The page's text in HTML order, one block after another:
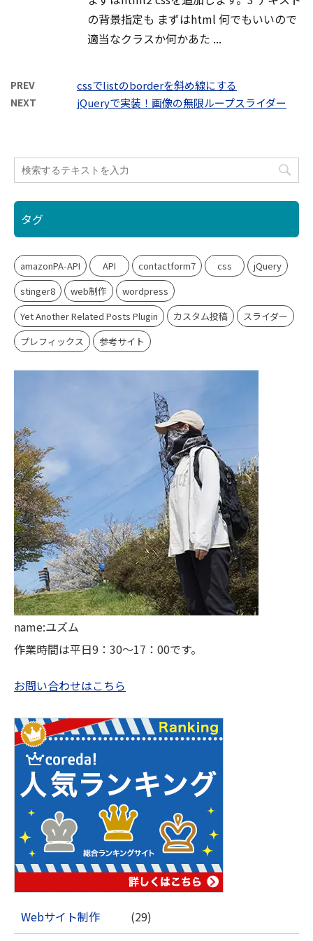
の背景指定も まずはhtml 何でもいいので
適当なクラスか何かあた ...
PREV cssでlistのborderを斜め線にする
NEXT jQueryで実装！画像の無限ループスライダー
タグ
amazonPA-API API contactform7 css
jQuery
stinger8
web制作
wordpress
Yet Another Related Posts Plugin
カスタム投稿
スライダー
プレフィックス
参考サイト
name:ユズム
作業時間は平日9：30～17：00です。
お問い合わせはこちら
Webサイト制作 (29)